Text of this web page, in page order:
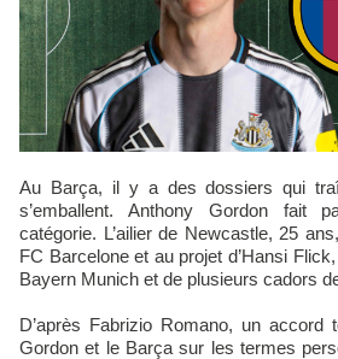
Au Barça, il y a des dossiers qui
s’emballent. Anthony Gordon fait
catégorie. L’ailier de Newcastle, 25
FC Barcelone et au projet d’Hansi
Bayern Munich et de plusieurs cadors
D’après Fabrizio Romano, un accord
Gordon et le Barça sur les termes